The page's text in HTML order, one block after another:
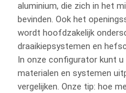
aluminium, die zich in het
bevinden. Ook het
wordt hoofdzakelijk
draaikiepsystemen en
In onze configurator kunt
materialen en systemen
vergelijken. Onze tip: hoe